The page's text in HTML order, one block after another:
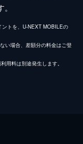
トを、U-NEXT MOBILEの
い場合、差額分の料金はご登
用料は別途発生します。